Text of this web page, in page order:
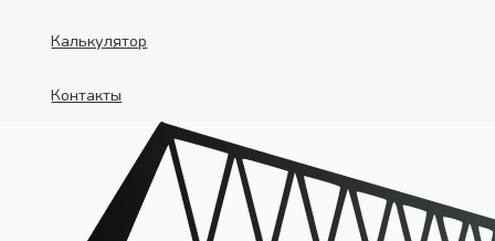
Калькулятор
Контакты